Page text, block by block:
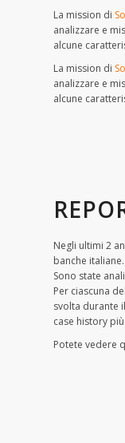
La mission di
analizzare e
alcune
La mission di
analizzare e
alcune
Negli ultimi 2
banche italiane.
Sono state
Per ciascuna
svolta durante
case history
Potete vedere